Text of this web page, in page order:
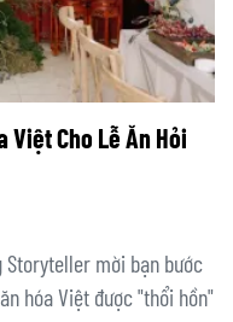
Việt Cho Lễ Ăn Hỏi
Storyteller mời bạn bước
hóa Việt được "thổi hồn"